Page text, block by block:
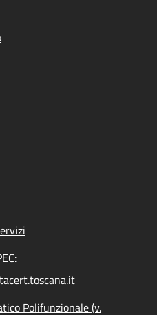
Polifunzionale (v.